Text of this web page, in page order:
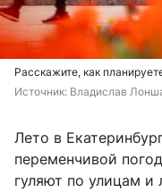
Расскажите, как
Источник: Владислав
Лето в
переменчивой
гуляют по улицам и